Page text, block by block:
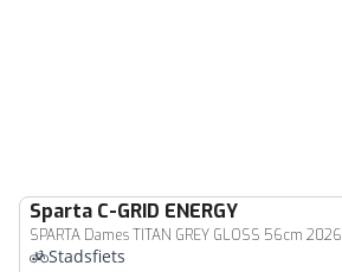
Sparta C-GRID ENERGY
SPARTA Dames TITAN GREY GLOSS 56cm 2026
Stadsfiets